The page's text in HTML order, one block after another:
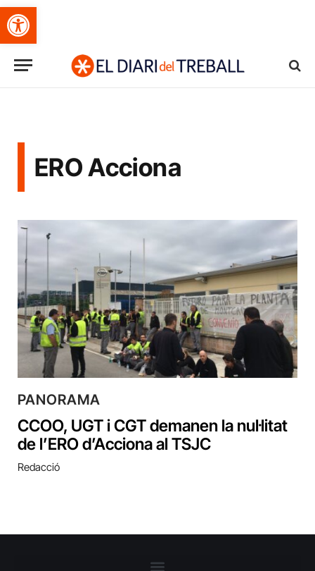
Obre la barra d'eines
ERO Acciona
PANORAMA
CCOO, UGT i CGT demanen la nul·litat
de l’ERO d’Acciona al TSJC
Redacció